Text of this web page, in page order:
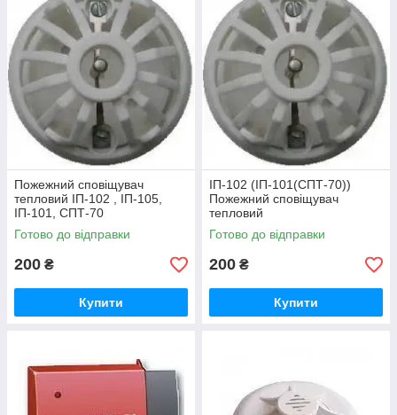
Пожежний сповіщувач
тепловий ІП-102 , ІП-105,
ІП-101, СПТ-70
Готово до відправки
200 ₴
Купити
ІП-102 (ІП-101(СПТ-70))
Пожежний сповіщувач
тепловий
Готово до відправки
200 ₴
Купити